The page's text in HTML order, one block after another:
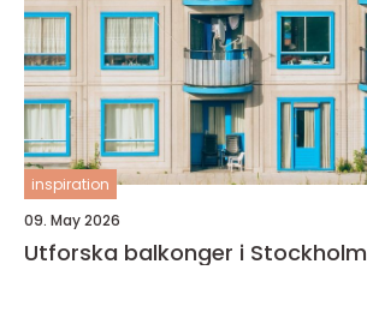
inspiration
09. May 2026
Utforska balkonger i Stockholm